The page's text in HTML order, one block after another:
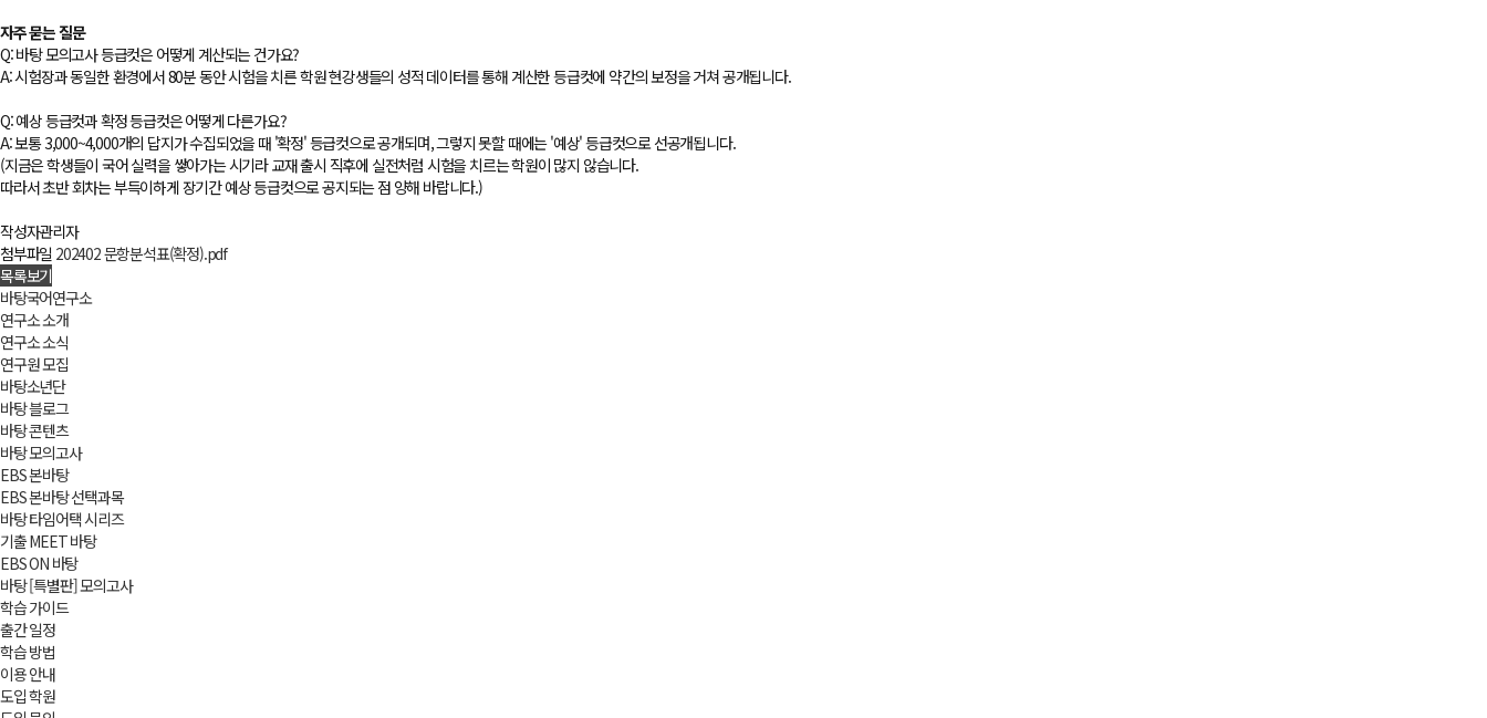
​ 자주 묻는 질문
Q: 바탕 모의고사 등급컷은 어떻게 계산되는 건가요?
A: 시험장과 동일한 환경에서 80분 동안 시험을 치른 학원 현강생들의 성적 데이터를 통해 계산한 등급컷에 약간의 보정을 거쳐 공개됩니다.
​ Q: 예상 등급컷과 확정 등급컷은 어떻게 다른가요?
A: 보통 3,000~4,000개의 답지가 수집되었을 때 '확정' 등급컷으로 공개되며, 그렇지 못할 때에는 '예상' 등급컷으로 선공개됩니다.
(지금은 학생들이 국어 실력을 쌓아가는 시기라 교재 출시 직후에 실전처럼 시험을 치르는 학원이 많지 않습니다.
따라서 초반 회차는 부득이하게 장기간 예상 등급컷으로 공지되는 점 양해 바랍니다.)
작성자관리자
첨부파일 202402 문항분석표(확정).pdf
목록보기
바탕국어연구소
연구소 소개
연구소 소식
연구원 모집
바탕소년단
바탕 블로그
바탕 콘텐츠
바탕 모의고사
EBS 본바탕
EBS 본바탕 선택과목
바탕 타임어택 시리즈
기출 MEET 바탕
EBS ON 바탕
바탕 [특별판] 모의고사
학습 가이드
출간 일정
학습 방법
이용 안내
도입 학원